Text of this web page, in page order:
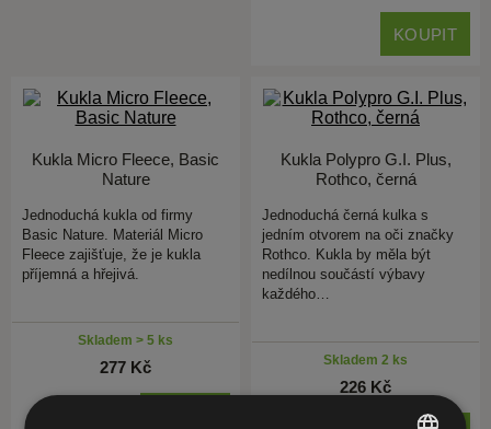
KOUPIT
Kukla Micro Fleece, Basic
Nature
Jednoduchá kukla od firmy
Basic Nature. Materiál Micro
Fleece zajišťuje, že je kukla
příjemná a hřejivá.
Skladem > 5 ks
277 Kč
Kukla Polypro G.I. Plus,
Rothco, černá
Jednoduchá černá kulka s
jedním otvorem na oči značky
Rothco. Kukla by měla být
nedílnou součástí výbavy
každého…
Skladem 2 ks
226 Kč